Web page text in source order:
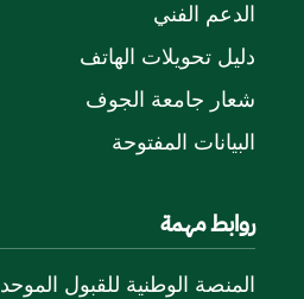
الدعم الفني
دليل تحويلات الهاتف
شعار جامعة الجوف
البيانات المفتوحة
روابط مهمة
المنصة الوطنية للقبول الموحد